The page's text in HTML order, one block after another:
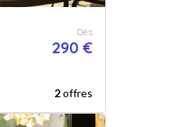
Dès
290 €
2offres